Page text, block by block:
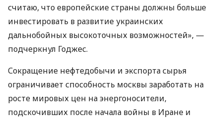
считаю, что европейские страны должны больше
инвестировать в развитие украинских
дальнобойных высокоточных возможностей», —
подчеркнул Годжес.
Сокращение нефтедобычи и экспорта сырья
ограничивает способность москвы заработать на
росте мировых цен на энергоносители,
подскочивших после начала войны в Иране и